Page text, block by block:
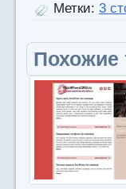
Метки: 3
Похожие